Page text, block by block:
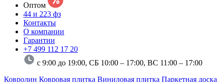
Оптом
44 и 223 фз
Контакты
О компании
Гарантии
+7 499 112 17 20
с 9:00 до 19:00, СБ 10:00 – 17:00, ВС 11:00 – 17:00
Ковролин Ковровая плитка Виниловая плитка Паркетная доска